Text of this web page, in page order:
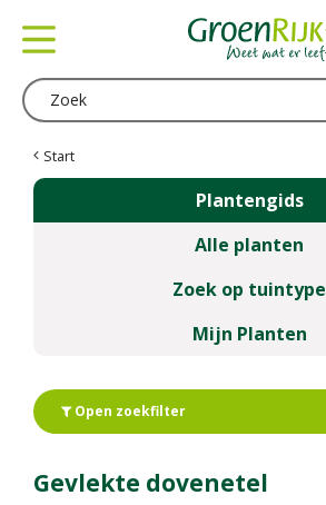
Start
Plantengids
Alle planten
Zoek op tuintype
Mijn Planten
Open zoekfilter
Gevlekte dovenetel